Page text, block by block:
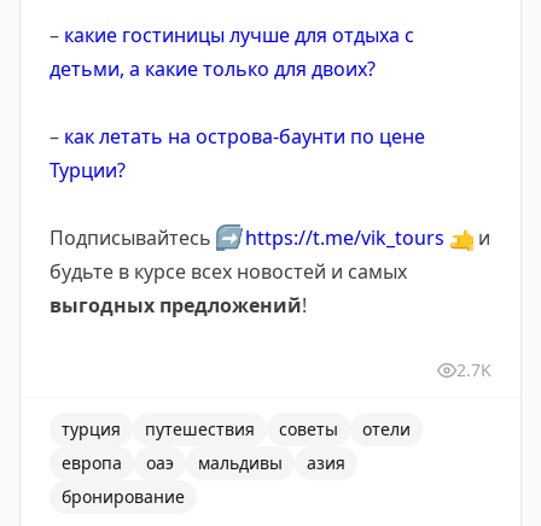
– какие гостиницы лучше для отдыха с
детьми, а какие только для двоих?
– как летать на острова-баунти по цене
Турции?
Подписывайтесь ➡️ https://t.me/vik_tours 👈 и
будьте в курсе всех новостей и самых
выгодных предложений!
2.7K
турция путешествия советы
отели
европа
оаэ мальдивы
азия
бронирование